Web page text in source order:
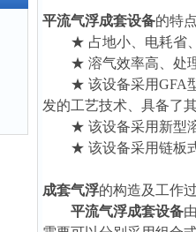
平流气浮成套设备的特
★ 占地小、电耗省
★ 溶气效率高、处
★ 该设备采用GFA
发的工艺技术、具备了
★ 该设备采用新型
★ 该设备采用链板
成套气浮的构造及工作
平流气浮成套设备